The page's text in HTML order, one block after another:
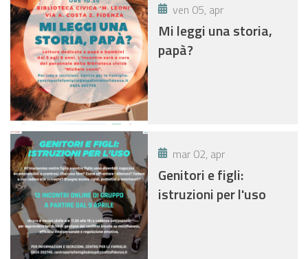
ven 05, apr
Mi leggi una storia,
papà?
mar 02, apr
Genitori e figli:
istruzioni per l'uso